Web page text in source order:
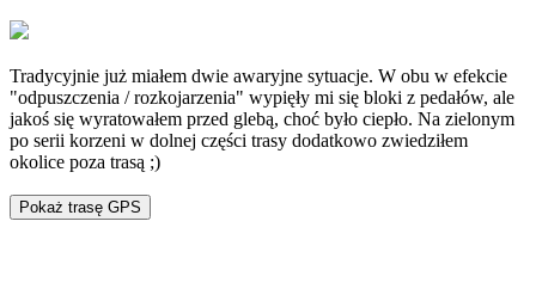
Tradycyjnie już miałem dwie awaryjne sytuacje. W obu w efekcie
"odpuszczenia / rozkojarzenia" wypięły mi się bloki z pedałów, ale
jakoś się wyratowałem przed glebą, choć było ciepło. Na zielonym
po serii korzeni w dolnej części trasy dodatkowo zwiedziłem
okolice poza trasą ;)
Pokaż trasę GPS